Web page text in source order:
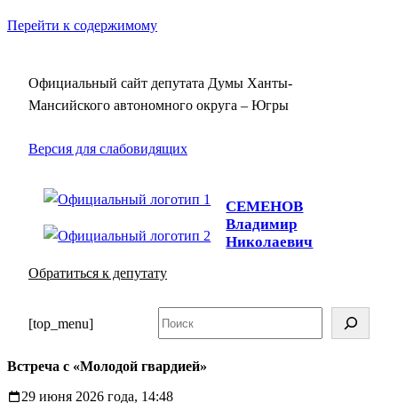
Перейти к содержимому
Официальный сайт депутата Думы Ханты-
Мансийского автономного округа – Югры
Версия для слабовидящих
СЕМЕНОВ
Владимир
Николаевич
Обратиться к депутату
[top_menu] Поиск
Встреча с «Молодой гвардией»
29 июня 2026 года, 14:48